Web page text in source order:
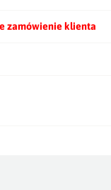
zamówienie klienta